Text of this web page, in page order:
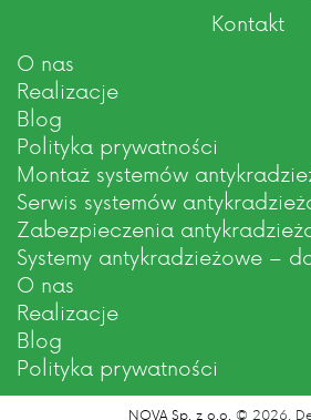
Kontakt
O nas
Realizacje
Blog
Polityka prywatności
Montaż systemów
Serwis systemów
Zabezpieczenia
Systemy antykradzieżowe –
O nas
Realizacje
Blog
Polityka prywatności
NOVA Sp. z o.o. © 2026.